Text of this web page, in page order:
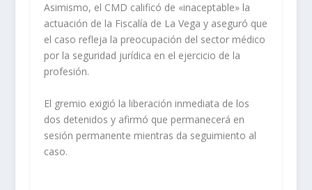
Asimismo, el CMD calificó de «inaceptable» la
actuación de la Fiscalía de La Vega y aseguró que
el caso refleja la preocupación del sector médico
por la seguridad jurídica en el ejercicio de la
profesión.
El gremio exigió la liberación inmediata de los
dos detenidos y afirmó que permanecerá en
sesión permanente mientras da seguimiento al
caso.